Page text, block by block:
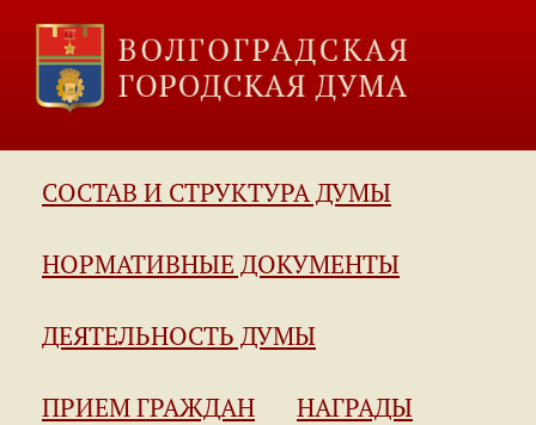
СОСТАВ И СТРУКТУРА ДУМЫ
НОРМАТИВНЫЕ ДОКУМЕНТЫ
ДЕЯТЕЛЬНОСТЬ ДУМЫ
ПРИЕМ ГРАЖДАН НАГРАДЫ